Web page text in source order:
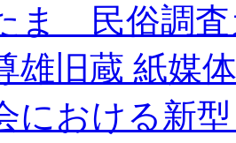
ま 民俗調査
雄旧蔵 紙媒
における新